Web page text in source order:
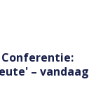
– vandaag